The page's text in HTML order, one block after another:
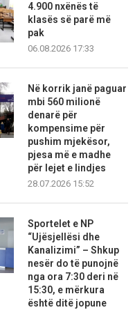
4.900 nxënës të
klasës së parë më
pak
06.08.2026 17:33
Në korrik janë paguar
mbi 560 milionë
denarë për
kompensime për
pushim mjekësor,
pjesa më e madhe
për lejet e lindjes
28.07.2026 15:52
Sportelet e NP
“Ujësjellësi dhe
Kanalizimi” – Shkup
nesër do të punojnë
nga ora 7:30 deri në
15:30, e mërkura
është ditë jopune